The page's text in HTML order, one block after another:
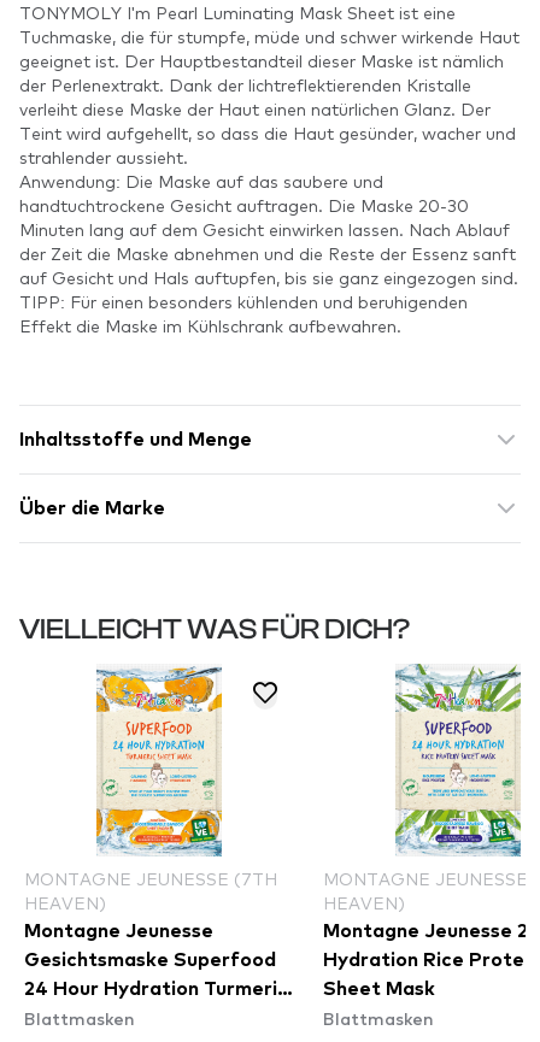
TONYMOLY I'm Pearl Luminating Mask Sheet ist eine
Tuchmaske, die für stumpfe, müde und schwer wirkende Haut
geeignet ist. Der Hauptbestandteil dieser Maske ist nämlich
der Perlenextrakt. Dank der lichtreflektierenden Kristalle
verleiht diese Maske der Haut einen natürlichen Glanz. Der
Teint wird aufgehellt, so dass die Haut gesünder, wacher und
strahlender aussieht.
Anwendung: Die Maske auf das saubere und
handtuchtrockene Gesicht auftragen. Die Maske 20-30
Minuten lang auf dem Gesicht einwirken lassen. Nach Ablauf
der Zeit die Maske abnehmen und die Reste der Essenz sanft
auf Gesicht und Hals auftupfen, bis sie ganz eingezogen sind.
TIPP: Für einen besonders kühlenden und beruhigenden
Effekt die Maske im Kühlschrank aufbewahren.
Inhaltsstoffe und Menge
Über die Marke
VIELLEICHT WAS FÜR DICH?
MONTAGNE JEUNESSE (7TH
HEAVEN)
Montagne Jeunesse
Gesichtsmaske Superfood
24 Hour Hydration Turmeric
Sheet Mask
Blattmasken
MONTAGNE JEUNESSE
HEAVEN)
Montagne Jeunesse
Hydration Rice Protein
Sheet Mask
Blattmasken